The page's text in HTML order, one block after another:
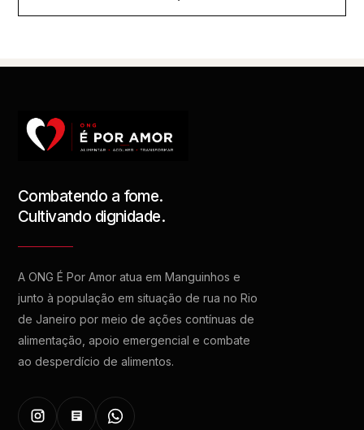
Combatendo a fome.
Cultivando dignidade.
A ONG É Por Amor atua em Manguinhos e
junto à população em situação de rua no Rio
de Janeiro por meio de ações contínuas de
alimentação, apoio emergencial e combate
ao desperdício de alimentos.